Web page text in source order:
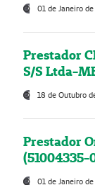
01 de Janeiro
Prestador
S/S Ltda-
18 de Outubro
Prestador
(51004335-
01 de Janeiro